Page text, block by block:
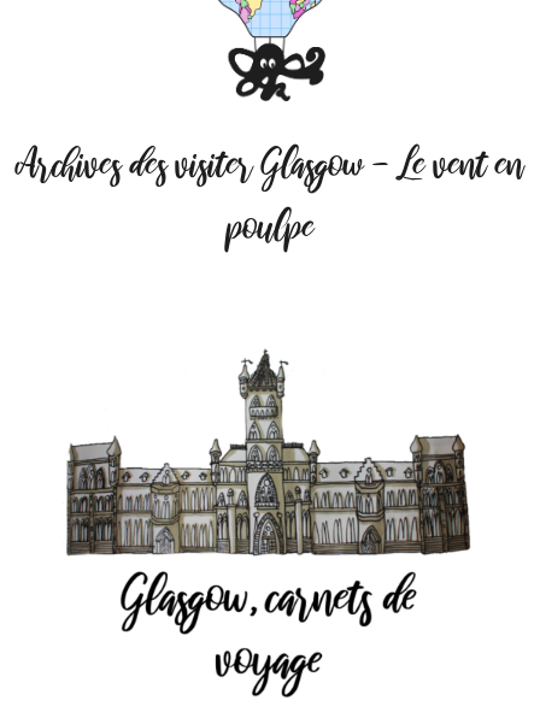
Archives des visiter Glasgow - Le vent en
poulpe